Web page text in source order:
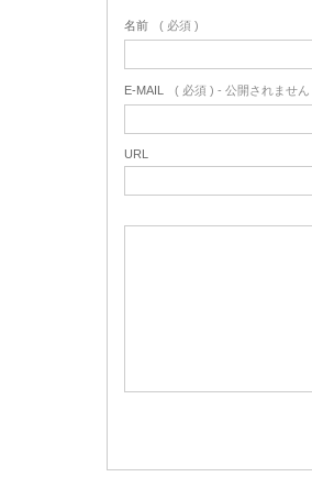
名前 ( 必須 )
E-MAIL ( 必須 ) - 公開されません
URL